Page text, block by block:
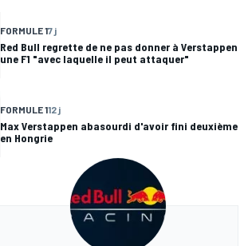
FORMULE 17 j
Red Bull regrette de ne pas donner à Verstappen
une F1 "avec laquelle il peut attaquer"
FORMULE 112 j
Max Verstappen abasourdi d'avoir fini deuxième
en Hongrie